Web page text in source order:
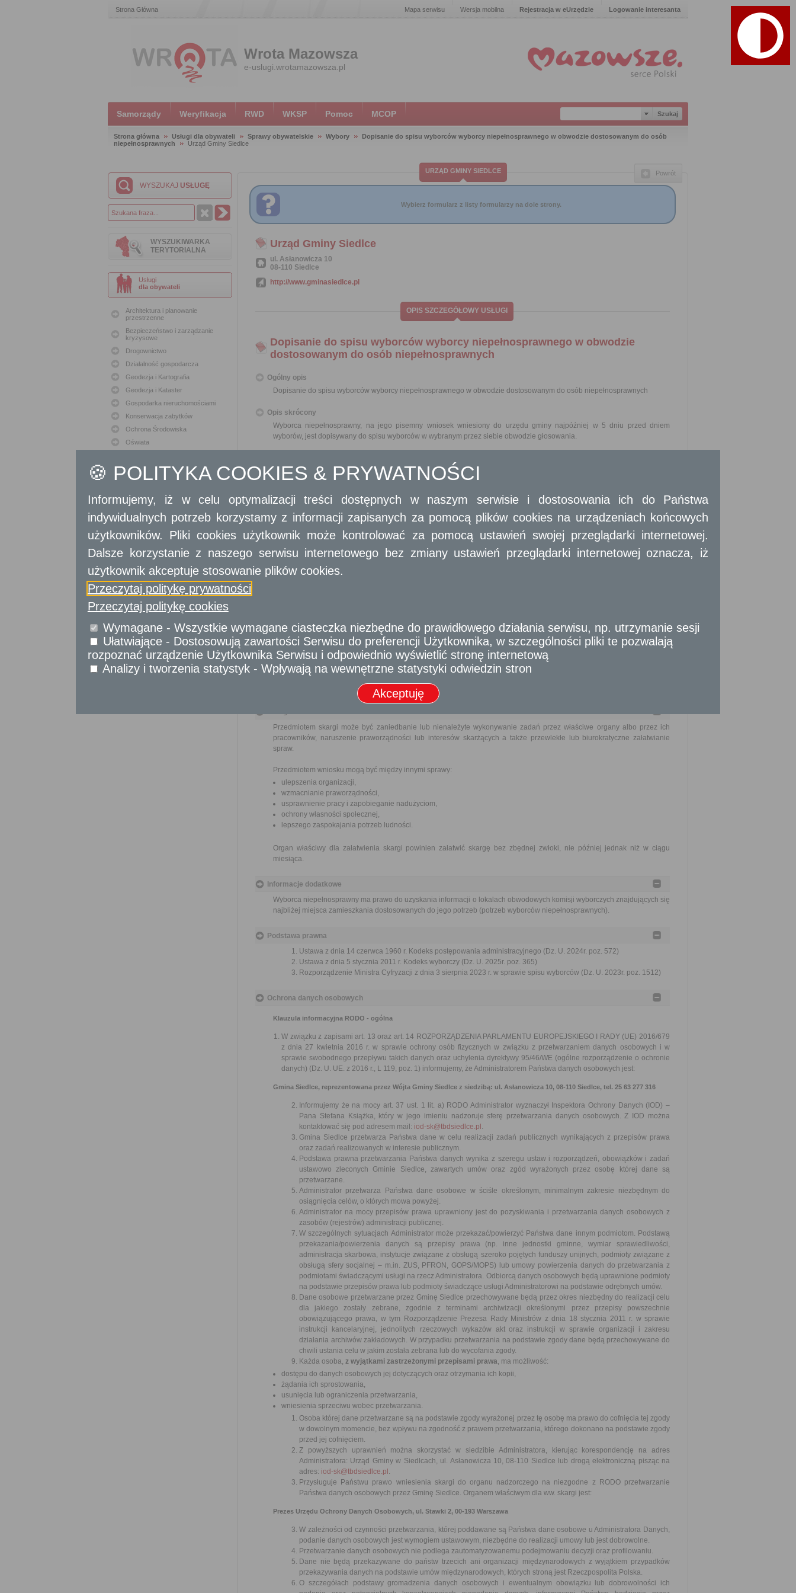
Strona Główna Mapa serwisu Wersja mobilna Rejestracja w eUrzędzie Logowanie interesanta
Wrota Mazowsza
e-uslugi.wrotamazowsza.pl
Samorządy Weryfikacja RWD WKSP Pomoc MCOP
Strona główna Usługi dla obywateli Sprawy obywatelskie Wybory
Dopisanie do spisu wyborców wyborcy niepełnosprawnego w obwodzie dostosowanym do osób
niepełnosprawnych
Urząd Gminy Siedlce
WYSZUKAJ USŁUGĘ
WYSZUKIWARKA
TERYTORIALNA
Usługi
dla obywateli
Architektura i planowanie
przestrzenne
Bezpieczeństwo i zarządzanie
kryzysowe
Drogownictwo
Działalność gospodarcza
Geodezja i Kartografia
Geodezja i Kataster
Gospodarka nieruchomościami
Konserwacja zabytków
Ochrona Środowiska
Oświata
Polityka lokalowa
Polityka społeczna
Skargi i wnioski
Sport i Rekreacja
Sprawy komunalne
Sprawy komunikacyjne
Udostępnianie informacji publicznej
Urząd Stanu Cywilnego
Usługi
Usługidla instytucji,
urzędów
URZĄD GMINY SIEDLCE Powrót
Wybierz formularz z listy formularzy na dole strony.
Urząd Gminy Siedlce
ul. Asłanowicza 10
08-110 Siedlce
http://www.gminasiedlce.pl
OPIS SZCZEGÓŁOWY USŁUGI
Dopisanie do spisu wyborców wyborcy niepełnosprawnego w obwodzie
dostosowanym do osób niepełnosprawnych
Ogólny opis
Dopisanie do spisu wyborców wyborcy niepełnosprawnego w obwodzie dostosowanym do osób niepełnosprawnych
Opis skrócony
Wyborca niepełnosprawny, na jego pisemny wniosek wniesiony do urzędu gminy najpóźniej w 5 dniu przed dniem
wyborów, jest dopisywany do spisu wyborców w wybranym przez siebie obwodzie głosowania.
Wypełniony formularz wniosku.
Odbiorca usługi
Obywatel
Termin załatwienia sprawy
Wyborca jest dopisywany niezwłocznie do spisu wyborców w obwodzie głosowania dostosowanym dla osób
niepełnosprawnych.
Opłata
Wniosek jest wolny od opłat.
Tryb odwoławczy
Przedmiotem skargi może być zaniedbanie lub nienależyte wykonywanie zadań przez właściwe organy albo przez ich
pracowników, naruszenie praworządności lub interesów skarżących a także przewlekłe lub biurokratyczne załatwianie
spraw.
Przedmiotem wniosku mogą być między innymi sprawy:
ulepszenia organizacji,
wzmacnianie praworządności,
usprawnienie pracy i zapobieganie nadużyciom,
ochrony własności społecznej,
lepszego zaspokajania potrzeb ludności.
Organ właściwy dla załatwienia skargi powinien załatwić skargę bez zbędnej zwłoki, nie później jednak niż w ciągu
miesiąca.
Informacje dodatkowe
Wyborca niepełnosprawny ma prawo do uzyskania informacji o lokalach obwodowych komisji wyborczych znajdujących się
najbliżej miejsca zamieszkania dostosowanych do jego potrzeb (potrzeb wyborców niepełnosprawnych).
Podstawa prawna
Ustawa z dnia 14 czerwca 1960 r. Kodeks postępowania administracyjnego (Dz. U. 2024r. poz. 572)
Ustawa z dnia 5 stycznia 2011 r. Kodeks wyborczy (Dz. U. 2025r. poz. 365)
Rozporządzenie Ministra Cyfryzacji z dnia 3 sierpnia 2023 r. w sprawie spisu wyborców (Dz. U. 2023r. poz. 1512)
Ochrona danych osobowych
Klauzula informacyjna RODO - ogólna
W związku z zapisami art. 13 oraz art. 14 ROZPORZĄDZENIA PARLAMENTU EUROPEJSKIEGO I RADY (UE) 2016/679
z dnia 27 kwietnia 2016 r. w sprawie ochrony osób fizycznych w związku z przetwarzaniem danych osobowych i w
sprawie swobodnego przepływu takich danych oraz uchylenia dyrektywy 95/46/WE (ogólne rozporządzenie o ochronie
danych) (Dz. U. UE. z 2016 r., L 119, poz. 1) informujemy, że Administratorem Państwa danych osobowych jest:
Gmina Siedlce, reprezentowana przez Wójta Gminy Siedlce z siedzibą: ul. Asłanowicza 10, 08-110 Siedlce, tel. 25 63 277 316
Informujemy że na mocy art. 37 ust. 1 lit. a) RODO Administrator wyznaczył Inspektora Ochrony Danych (IOD) –
Pana Stefana Książka, który w jego imieniu nadzoruje sferę przetwarzania danych osobowych. Z IOD można
kontaktować się pod adresem mail: iod-sk@tbdsiedlce.pl .
Gmina Siedlce przetwarza Państwa dane w celu realizacji zadań publicznych wynikających z przepisów prawa
oraz zadań realizowanych w interesie publicznym.
Podstawa prawna przetwarzania Państwa danych wynika z szeregu ustaw i rozporządzeń, obowiązków i zadań
ustawowo zleconych Gminie Siedlce, zawartych umów oraz zgód wyrażonych przez osobę której dane są
przetwarzane.
Administrator przetwarza Państwa dane osobowe w ściśle określonym, minimalnym zakresie niezbędnym do
osiągnięcia celów, o których mowa powyżej.
Administrator na mocy przepisów prawa uprawniony jest do pozyskiwania i przetwarzania danych osobowych z
zasobów (rejestrów) administracji publicznej.
W szczególnych sytuacjach Administrator może przekazać/powierzyć Państwa dane innym podmiotom. Podstawą
przekazania/powierzenia danych są przepisy prawa (np. inne jednostki gminne, wymiar sprawiedliwości,
administracja skarbowa, instytucje związane z obsługą szeroko pojętych funduszy unijnych, podmioty związane z
obsługą sfery socjalnej – m.in. ZUS, PFRON, GOPS/MOPS) lub umowy powierzenia danych do przetwarzania z
podmiotami świadczącymi usługi na rzecz Administratora. Odbiorcą danych osobowych będą uprawnione podmioty
na podstawie przepisów prawa lub podmioty świadczące usługi Administratorowi na podstawie odrębnych umów.
Dane osobowe przetwarzane przez Gminę Siedlce przechowywane będą przez okres niezbędny do realizacji celu
dla jakiego zostały zebrane, zgodnie z terminami archiwizacji określonymi przez przepisy powszechnie
obowiązującego prawa, w tym Rozporządzenie Prezesa Rady Ministrów z dnia 18 stycznia 2011 r. w sprawie
instrukcji kancelaryjnej, jednolitych rzeczowych wykazów akt oraz instrukcji w sprawie organizacji i zakresu
działania archiwów zakładowych. W przypadku przetwarzania na podstawie zgody dane będą przechowywane do
chwili ustania celu w jakim została zebrana lub do wycofania zgody.
Każda osoba, z wyjątkami zastrzeżonymi przepisami prawa, ma możliwość:
dostępu do danych osobowych jej dotyczących oraz otrzymania ich kopii,
żądania ich sprostowania,
usunięcia lub ograniczenia przetwarzania,
wniesienia sprzeciwu wobec przetwarzania.
Osoba której dane przetwarzane są na podstawie zgody wyrażonej przez tę osobę ma prawo do cofnięcia tej zgody
w dowolnym momencie, bez wpływu na zgodność z prawem przetwarzania, którego dokonano na podstawie zgody
przed jej cofnięciem.
Z powyższych uprawnień można skorzystać w siedzibie Administratora, kierując korespondencję na adres
Administratora: Urząd Gminy w Siedlcach, ul. Asłanowicza 10, 08-110 Siedlce lub drogą elektroniczną pisząc na
adres: iod-sk@tbdsiedlce.pl .
Przysługuje Państwu prawo wniesienia skargi do organu nadzorczego na niezgodne z RODO przetwarzanie
Państwa danych osobowych przez Gminę Siedlce. Organem właściwym dla ww. skargi jest:
Prezes Urzędu Ochrony Danych Osobowych, ul. Stawki 2, 00-193 Warszawa
W zależności od czynności przetwarzania, której poddawane są Państwa dane osobowe u Administratora Danych,
podanie danych osobowych jest wymogiem ustawowym, niezbędne do realizacji umowy lub jest dobrowolne.
Przetwarzanie danych osobowych nie podlega zautomatyzowanemu podejmowaniu decyzji oraz profilowaniu.
Dane nie będą przekazywane do państw trzecich ani organizacji międzynarodowych z wyjątkiem przypadków
przekazywania danych na podstawie umów międzynarodowych, których stroną jest Rzeczpospolita Polska.
O szczegółach podstawy gromadzenia danych osobowych i ewentualnym obowiązku lub dobrowolności ich
🍪 POLITYKA COOKIES & PRYWATNOŚCI
Informujemy, iż w celu optymalizacji treści dostępnych w naszym serwisie i dostosowania ich do Państwa
indywidualnych potrzeb korzystamy z informacji zapisanych za pomocą plików cookies na urządzeniach końcowych
użytkowników. Pliki cookies użytkownik może kontrolować za pomocą ustawień swojej przeglądarki internetowej.
Dalsze korzystanie z naszego serwisu internetowego bez zmiany ustawień przeglądarki internetowej oznacza, iż
użytkownik akceptuje stosowanie plików cookies.
Przeczytaj politykę prywatności
Przeczytaj politykę cookies
Wymagane - Wszystkie wymagane ciasteczka niezbędne do prawidłowego działania serwisu, np. utrzymanie sesji
Ułatwiające - Dostosowują zawartości Serwisu do preferencji Użytkownika, w szczególności pliki te pozwalają
rozpoznać urządzenie Użytkownika Serwisu i odpowiednio wyświetlić stronę internetową
Analizy i tworzenia statystyk - Wpływają na wewnętrzne statystyki odwiedzin stron
Akceptuję